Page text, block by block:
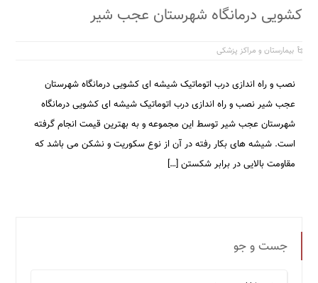
کشویی درمانگاه شهرستان عجب شیر
بیمارستان و مراکز پزشکی
نصب و راه اندازی درب اتوماتیک شیشه ای کشویی درمانگاه شهرستان
عجب شیر نصب و راه اندازی درب اتوماتیک شیشه ای کشویی درمانگاه
شهرستان عجب شیر توسط این مجموعه و به بهترین قیمت انجام گرفته
است. شیشه های بکار رفته در آن از نوع سکوریت و نشکن می باشد که
مقاومت بالایی در برابر شکستن […]
جست و جو